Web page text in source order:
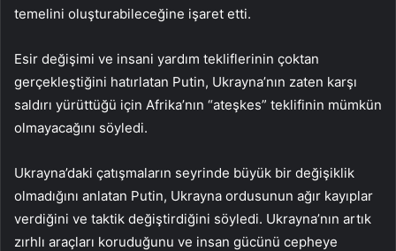
temelini oluşturabileceğine işaret etti.
Esir değişimi ve insani yardım tekliflerinin çoktan
gerçekleştiğini hatırlatan Putin, Ukrayna’nın zaten karşı
saldırı yürüttüğü için Afrika’nın “ateşkes” teklifinin mümkün
olmayacağını söyledi.
Ukrayna’daki çatışmaların seyrinde büyük bir değişiklik
olmadığını anlatan Putin, Ukrayna ordusunun ağır kayıplar
verdiğini ve taktik değiştirdiğini söyledi. Ukrayna’nın artık
zırhlı araçları koruduğunu ve insan gücünü cepheye